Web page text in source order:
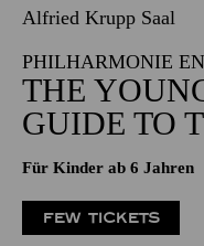
Alfried Krupp Saal
PHILHARMONIE
THE
GUIDE TO
Für Kinder ab 6 Jahren
FEW TICKETS